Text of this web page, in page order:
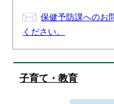
保健予防課へのお
ください。
子育て・教育